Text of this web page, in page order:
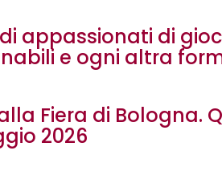
appassionati di
e ogni altra
Fiera di Bologna.
2026